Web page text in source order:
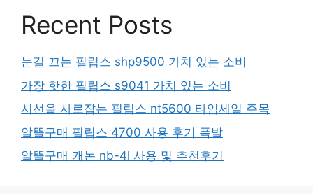
Recent Posts
눈길 끄는 필립스 shp9500 가치 있는 소비
가장 핫한 필립스 s9041 가치 있는 소비
시선을 사로잡는 필립스 nt5600 타임세일 주목
알뜰구매 필립스 4700 사용 후기 폭발
알뜰구매 캐논 nb-4l 사용 및 추천후기